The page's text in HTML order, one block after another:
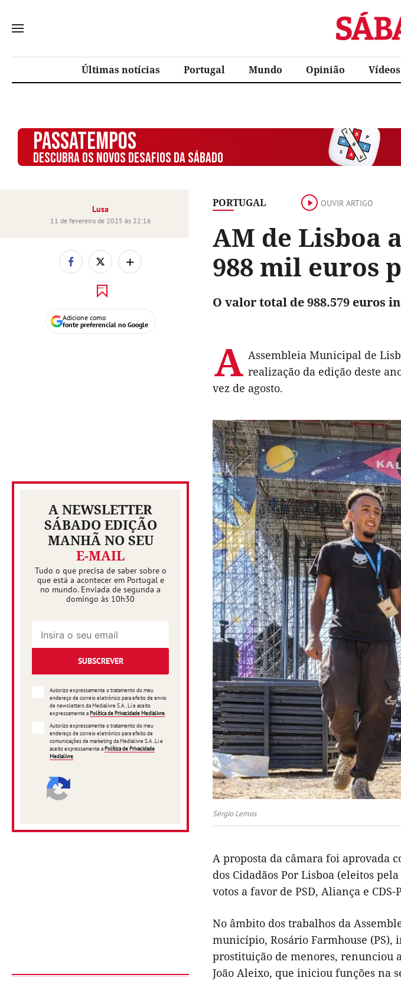
Sábado
Últimas notícias Portugal Mundo Opinião Vídeos
PASSATEMPOS
DESCUBRA OS NOVOS DESAFIOS DA SÁBADO
PORTUGAL OUVIR ARTIGO
AM de Lisboa
988 mil euros
Lusa
11 de fevereiro de 2025 às 22:16
+
Adicione como
fonte preferencial no Google
A NEWSLETTER
SÁBADO EDIÇÃO
MANHÃ NO SEU
E-MAIL
Tudo o que precisa de saber sobre o
que está a acontecer em Portugal e
no mundo. Enviada de segunda a
domingo às 10h30
SUBSCREVER
Autorizo expressamente o tratamento do meu
endereço de correio eletrónico para efeito de envio
de newsletters da Medialivre S.A.. Li e aceito
expressamente aPolítica de Privacidade Medialivre
Autorizo expressamente o tratamento do meu
endereço de correio eletrónico para efeito de
comunicações de marketing da Medialivre S.A..Li e
aceito expressamente aPolítica de Privacidade
Medialivre
O valor total de 988.579 euros
A Assembleia Municipal de
realização da edição deste
vez de agosto.
Sérgio Lemos
A proposta da câmara foi aprovada
dos Cidadãos Por Lisboa (eleitos
votos a favor de PSD, Aliança e CDS-
No âmbito dos trabalhos da
município, Rosário Farmhouse (PS),
prostituição de menores, renunciou
João Aleixo, que iniciou funções na